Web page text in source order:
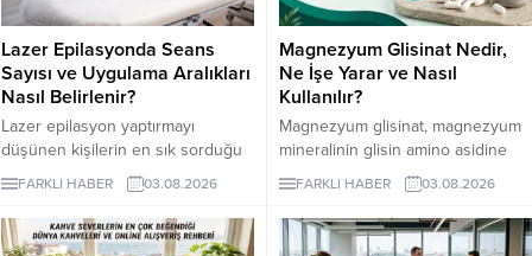
Lazer Epilasyonda Seans
Sayısı ve Uygulama Aralıkları
Nasıl Belirlenir?
Lazer epilasyon yaptırmayı
düşünen kişilerin en sık sorduğu
konuların başında kaç seans
gerektiği gelir. Ancak bu soruya
herkes için geçerli tek bir sayı
vermek mümkün değildir. Cilt
FARKLI HABER 03.08.2026
Magnezyum Glisinat Nedir,
Ne İşe Yarar ve Nasıl
Kullanılır?
Magnezyum glisinat, magnezyum
mineralinin glisin amino asidine
bağlandığı bir takviye formudur.
Glisin, vücudun protein yapımında
kullandığı en küçük amino asittir
ve burada minerali taşıyan bileşen
FARKLI HABER 03.08.2026